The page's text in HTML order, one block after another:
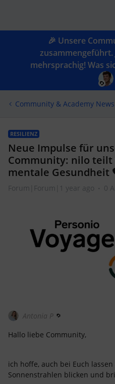
🎉 Unsere
mehrsprachig! Was
Community & Academy News
RESILIENZ
Neue Impulse für
Community: nilo teilt
mentale Gesundheit
Forum|Forum|1 year ago 0
Antonia P
Hallo liebe Community,
ich hoffe, auch bei Euch
Sonnenstrahlen blicken und